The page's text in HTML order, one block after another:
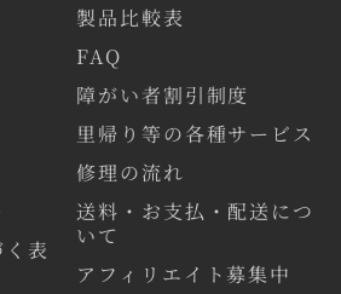
表
製品比較表
FAQ
障がい者割引制度
里帰り等の各種サービス
修理の流れ
送料・お支払・配送につ
いて
アフィリエイト募集中